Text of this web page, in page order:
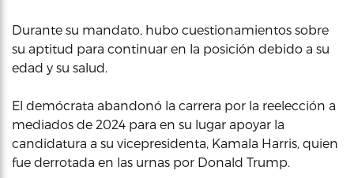
Durante su mandato, hubo cuestionamientos sobre
su aptitud para continuar en la posición debido a su
edad y su salud.
El demócrata abandonó la carrera por la reelección a
mediados de 2024 para en su lugar apoyar la
candidatura a su vicepresidenta, Kamala Harris, quien
fue derrotada en las urnas por Donald Trump.